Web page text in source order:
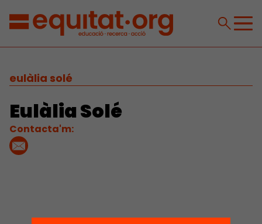
eulàlia solé
Eulàlia Solé
Contacta'm: